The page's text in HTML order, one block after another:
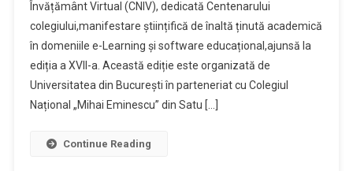
Învățământ Virtual (CNIV), dedicată Centenarului
colegiului,manifestare științifică de înaltă ținută academică
în domeniile e-Learning și software educațional,ajunsă la
ediția a XVII-a. Această ediție este organizată de
Universitatea din București în parteneriat cu Colegiul
Național „Mihai Eminescu” din Satu […]
Continue Reading